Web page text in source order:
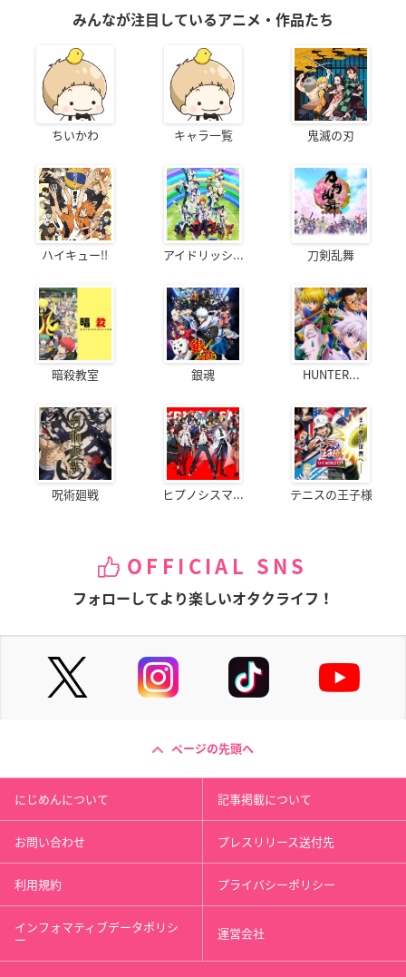
みんなが注目しているアニメ・作品たち
ちいかわ キャラ一覧 鬼滅の刃
ハイキュー!! アイドリッシ... 刀剣乱舞
暗殺教室 銀魂 HUNTER...
呪術廻戦 ヒプノシスマ... テニスの王子様
OFFICIAL SNS
フォローしてより楽しいオタクライフ！
ページの先頭へ
にじめんについて 記事掲載について
お問い合わせ プレスリリース送付先
利用規約 プライバシーポリシー
インフォマティブデータポリシ
ー 運営会社